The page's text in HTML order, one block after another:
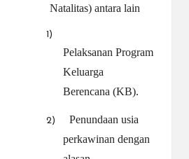
Natalitas) antara lain
1)
Pelaksanan Program
Keluarga
Berencana (KB).
2)
Penundaan usia
perkawinan dengan